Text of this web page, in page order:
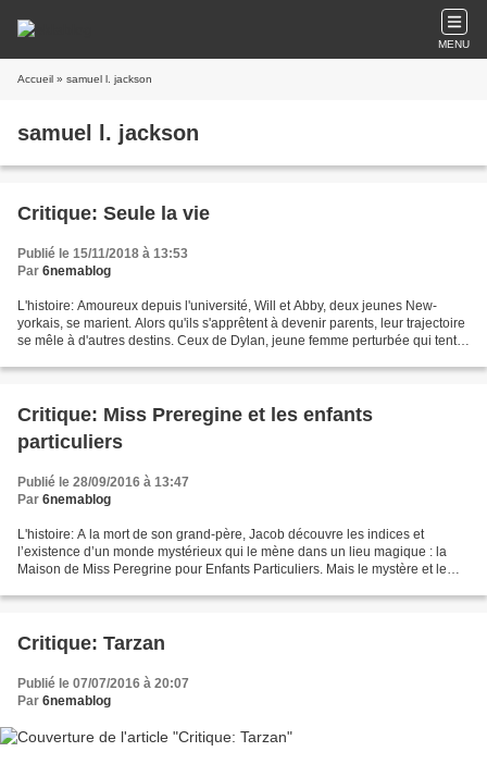
MENU
Accueil » samuel l. jackson
samuel l. jackson
Critique: Seule la vie
Publié le 15/11/2018 à 13:53
Par 6nemablog
L'histoire: Amoureux depuis l'université, Will et Abby, deux jeunes New-
yorkais, se marient. Alors qu'ils s'apprêtent à devenir parents, leur trajectoire
se mêle à d'autres destins. Ceux de Dylan, jeune femme perturbée qui tente
Critique: Miss Preregine et les enfants
particuliers
Publié le 28/09/2016 à 13:47
Par 6nemablog
L'histoire: A la mort de son grand-père, Jacob découvre les indices et
l’existence d’un monde mystérieux qui le mène dans un lieu magique : la
Maison de Miss Peregrine pour Enfants Particuliers. Mais le mystère et le
Critique: Tarzan
Publié le 07/07/2016 à 20:07
Par 6nemablog